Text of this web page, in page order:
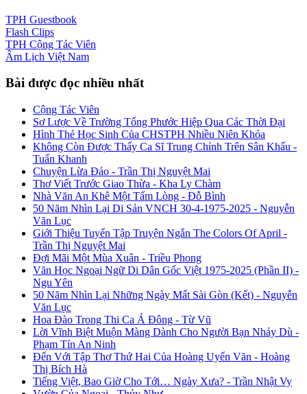
TPH Guestbook
Flash Clips
TPH Cộng Tác Viên
Âm Lịch Việt Nam
Bài được đọc nhiều nhất
Cộng Tác Viên
Sơ Lược Về Trường Tống Phước Hiệp Qua Các Thời Đại
Hình Thẻ Học Sinh Của CHSTPH Nhiều Niên Khóa
Không Còn Được Thấy Ca Sĩ Trung Chỉnh Trên Sân Khấu -
Tuấn Khanh
Chuyện Lừa Đảo - Trần Thị Nguyệt Mai
Thơ Viết Trước Giao Thừa - Kha Ly Chàm
Nhà Văn An Khê Một Tấm Lòng - Đỗ Bình
50 Năm Nhìn Lại Di Sản VNCH 30-4-1975-2025 - Nguyễn
Văn Lục
Giới Thiệu Tuyển Tập Truyện Ngắn The Colors Of April -
Trần Thị Nguyệt Mai
Đợi Mãi Một Mùa Xuân - Triều Phong
Văn Học Ngoại Ngữ Di Dân Gốc Việt 1975-2025 (Phần II) -
Ngu Yên
50 Năm Nhìn Lại Những Ngày Mất Sài Gòn (Kết) - Nguyễn
Văn Lục
Hoa Đào Trong Thi Ca Á Đông - Từ Vũ
Lời Vĩnh Biệt Muộn Màng Dành Cho Người Bạn Nhảy Dù -
Phạm Tín An Ninh
Đến Với Tập Thơ Thứ Hai Của Hoàng Uyển Văn - Hoàng
Thị Bích Hà
Tiếng Việt, Bao Giờ Cho Tới… Ngày Xưa? - Trần Nhật Vy